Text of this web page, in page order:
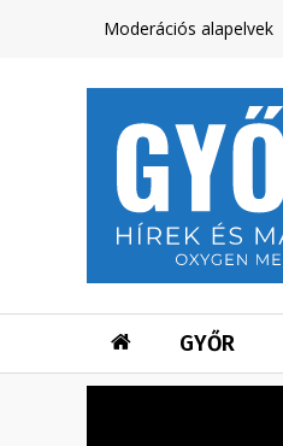
Moderációs alapelvek
GYŐR